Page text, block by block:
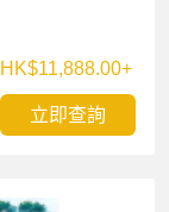
HK$11,888.00+
立即查詢